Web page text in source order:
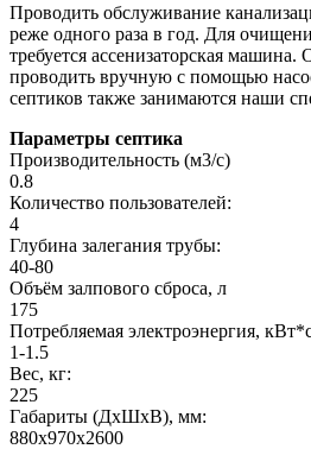
Проводить обслуживание
реже одного раза в год. Для
требуется ассенизаторская
проводить вручную с помощью
септиков также занимаются наши
Параметры септика
Производительность (м3/с)
0.8
Количество пользователей:
4
Глубина залегания трубы:
40-80
Объём залпового сброса, л
175
Потребляемая электроэнергия,
1-1.5
Вес, кг:
225
Габариты (ДхШхВ), мм:
880х970х2600